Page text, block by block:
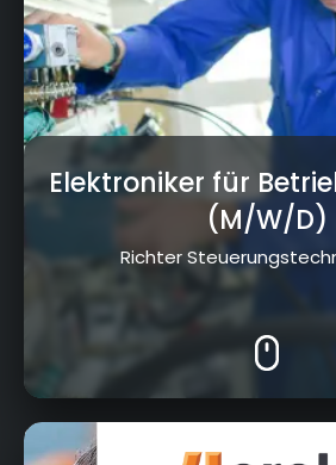
Elektroniker für
(M/W/D)
Richter
Hauptstraße 12, 95482 Gefrees